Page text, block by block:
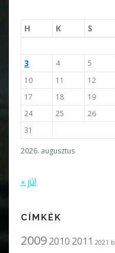
2026. augusztus
H K S
3 4 5
10
11 12
17
18 19
24
25 26
31
« júl
CÍMKÉK
20092010 2011 2021